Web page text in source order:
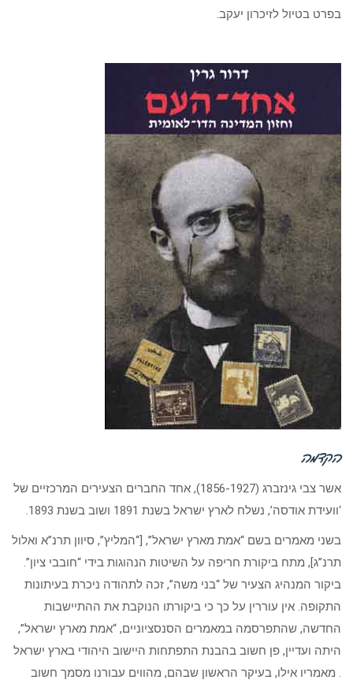
בפרט בטיול לזיכרון יעקב.
הקדמה
אשר צבי גינזברג (1856-1927), אחד החברים הצעירים המרכזיים של
‘וועידת אודסה’, נשלח לארץ ישראל בשנת 1891 ושוב בשנת 1893.
בשני מאמרים בשם “אמת מארץ ישראל”, [“המליץ”, סיוון תרנ”א ואלול
תרנ”ג], מתח ביקורת חריפה על השיטות הנהוגות בידי “חובבי ציון”.
ביקור המנהיג הצעיר של “בני משה”, זכה לתהודה ניכרת בעיתונות
התקופה. אין עוררין על כך כי ביקורתו הנוקבת את ההתיישבות
החדשה, שהתפרסמה במאמרים הסנסציוניים, “אמת מארץ ישראל”,
היתה ועדיין, פן חשוב בהבנת התפתחות היישוב היהודי בארץ ישראל
. מאמריו אילו, בעיקר הראשון שבהם, מהווים עבורנו מסמך חשוב